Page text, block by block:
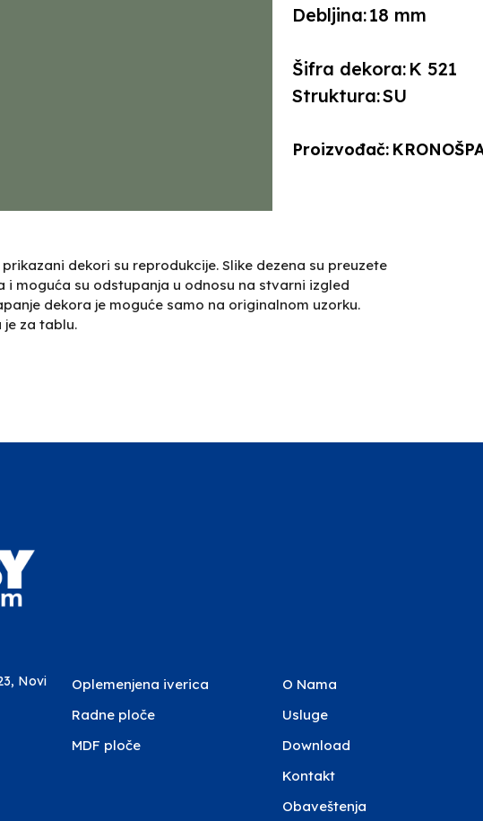
dekori su reprodukcije. Slike dezena su preuzete
i moguća su odstupanja u odnosu na stvarni izgled
dekora je moguće samo na originalnom uzorku.
je za tablu.
Debljina:18 mm
Šifra dekora: K 521
Struktura:SU
Proizvođač:
Novi
Oplemenjena iverica
Radne ploče
MDF ploče
O Nama
Usluge
Download
Kontakt
Obaveštenja